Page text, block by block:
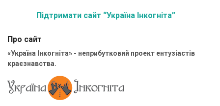
Підтримати сайт “Україна Інкогніта”
Про сайт
«Україна Інкогніта» - неприбутковий проект ентузіастів
краєзнавства.